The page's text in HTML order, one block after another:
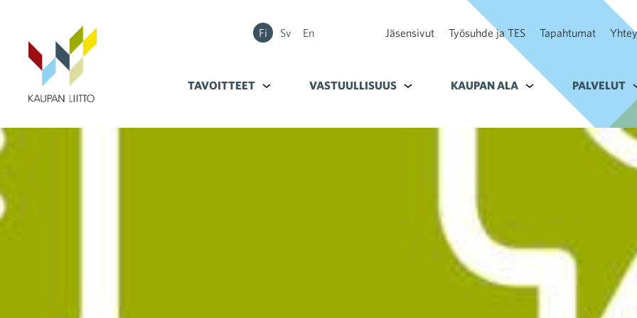
Fi Sv En Jäsensivut Työsuhde ja TES Tapahtumat
TAVOITTEET Alavalikko kohteelle Tavoitteet
VASTUULLISUUS Alavalikko kohteelle Vastuullisuus
KAUPAN ALA Alavalikko kohteelle
PALVELUT